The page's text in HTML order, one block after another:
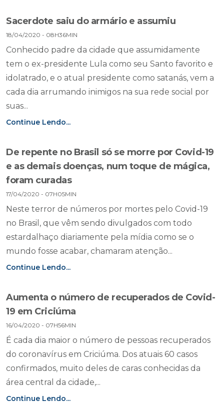
Sacerdote saiu do armário e assumiu
18/04/2020 - 08H36MIN
Conhecido padre da cidade que assumidamente
tem o ex-presidente Lula como seu Santo favorito e
idolatrado, e o atual presidente como satanás, vem a
cada dia arrumando inimigos na sua rede social por
suas...
Continue Lendo...
De repente no Brasil só se morre por Covid-19
e as demais doenças, num toque de mágica,
foram curadas
17/04/2020 - 07H05MIN
Neste terror de números por mortes pelo Covid-19
no Brasil, que vêm sendo divulgados com todo
estardalhaço diariamente pela mídia como se o
mundo fosse acabar, chamaram atenção...
Continue Lendo...
Aumenta o número de recuperados de Covid-
19 em Criciúma
16/04/2020 - 07H56MIN
É cada dia maior o número de pessoas recuperados
do coronavírus em Criciúma. Dos atuais 60 casos
confirmados, muito deles de caras conhecidas da
área central da cidade,...
Continue Lendo...